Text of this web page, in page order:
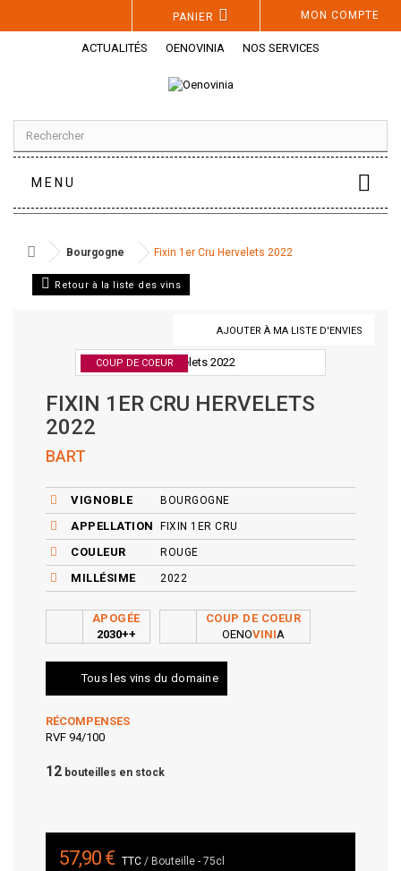
MON COMPTE
PANIER
ACTUALITÉS OENOVINIA NOS SERVICES
MENU
Bourgogne Fixin 1er Cru Hervelets 2022
AJOUTER À MA LISTE D'ENVIES
Retour à la liste des vins
COUP DE COEUR
FIXIN 1ER CRU HERVELETS
2022
BART
VIGNOBLE BOURGOGNE
APPELLATION FIXIN 1ER CRU
COULEUR ROUGE
MILLÉSIME 2022
APOGÉE
2030++
COUP DE COEUR
OENOVINIA
Tous les vins du domaine
RÉCOMPENSES
RVF 94/100
12 bouteilles en stock
57,90 € TTC/ Bouteille - 75cl